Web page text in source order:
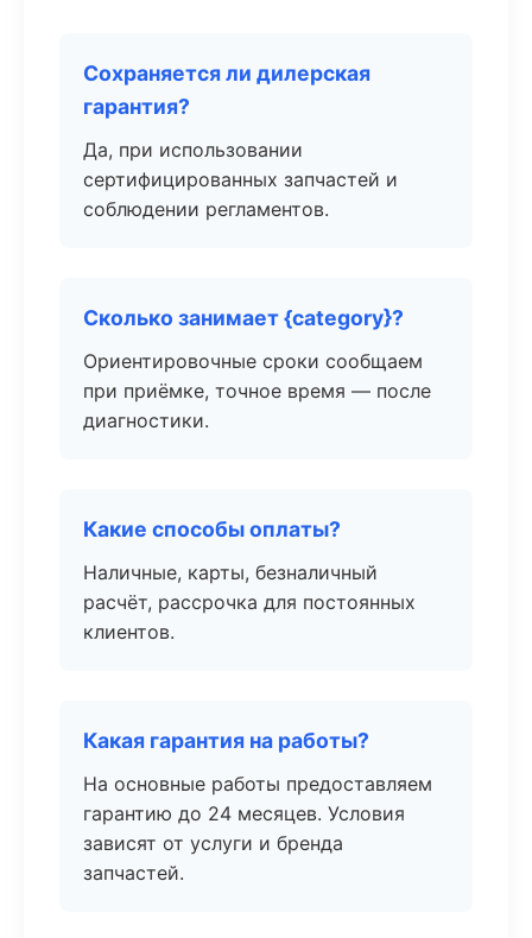
Сохраняется ли дилерская
гарантия?
Да, при использовании
сертифицированных запчастей и
соблюдении регламентов.
Сколько занимает {category}?
Ориентировочные сроки сообщаем
при приёмке, точное время — после
диагностики.
Какие способы оплаты?
Наличные, карты, безналичный
расчёт, рассрочка для постоянных
клиентов.
Какая гарантия на работы?
На основные работы предоставляем
гарантию до 24 месяцев. Условия
зависят от услуги и бренда
запчастей.